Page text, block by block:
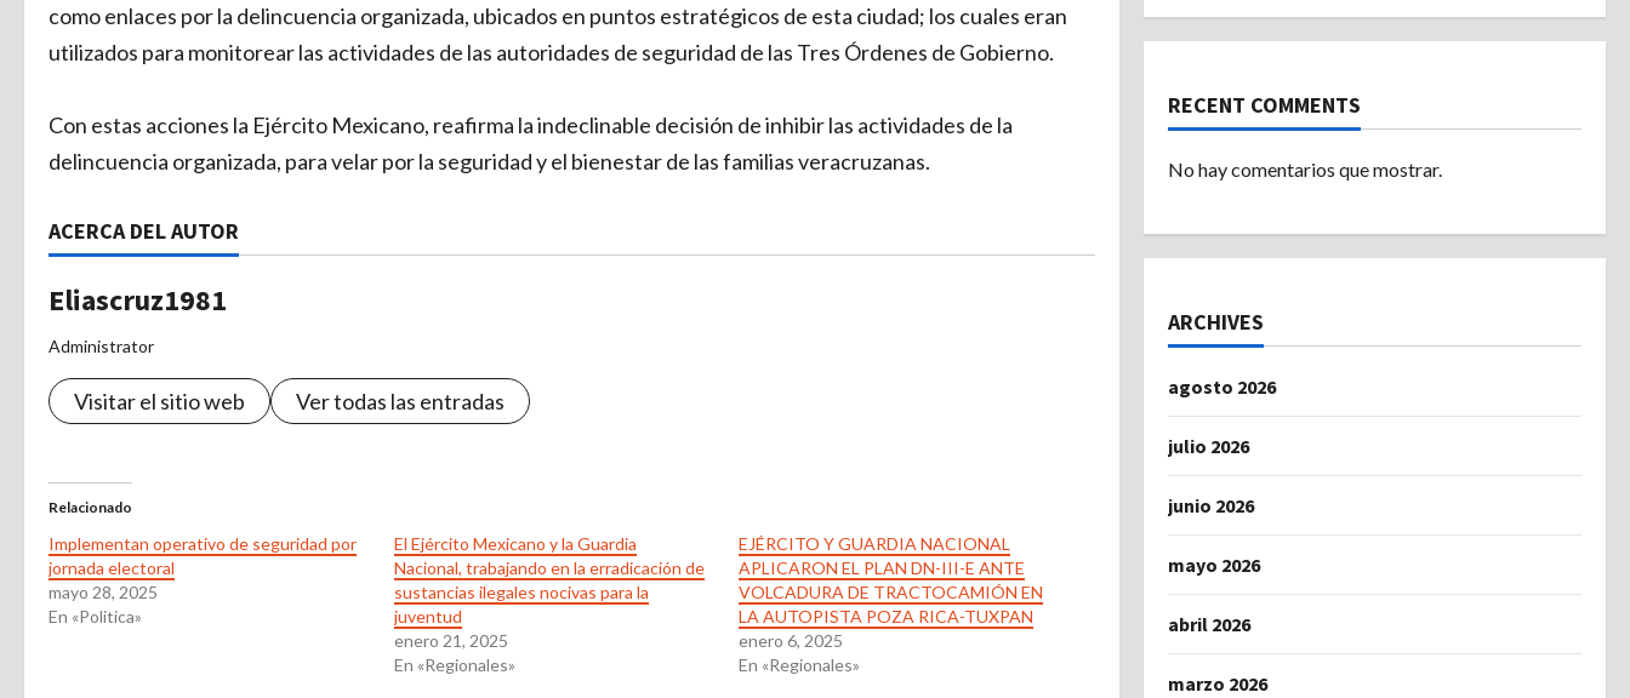
como enlaces por la delincuencia organizada, ubicados en puntos estratégicos de esta ciudad; los cuales eran
utilizados para monitorear las actividades de las autoridades de seguridad de las Tres Órdenes de Gobierno.
Con estas acciones la Ejército Mexicano, reafirma la indeclinable decisión de inhibir las actividades de la
delincuencia organizada, para velar por la seguridad y el bienestar de las familias veracruzanas.
ACERCA DEL AUTOR
Eliascruz1981
Administrator
Visitar el sitio web Ver todas las entradas
Relacionado
Implementan operativo de seguridad por
jornada electoral
mayo 28, 2025
En «Politica»
El Ejército Mexicano y la Guardia
Nacional, trabajando en la erradicación de
sustancias ilegales nocivas para la
juventud
enero 21, 2025
En «Regionales»
EJÉRCITO Y GUARDIA NACIONAL
APLICARON EL PLAN DN-III-E ANTE
VOLCADURA DE TRACTOCAMIÓN EN
LA AUTOPISTA POZA RICA-TUXPAN
enero 6, 2025
En «Regionales»
RECENT COMMENTS
No hay comentarios que mostrar.
ARCHIVES
agosto 2026
julio 2026
junio 2026
mayo 2026
abril 2026
marzo 2026